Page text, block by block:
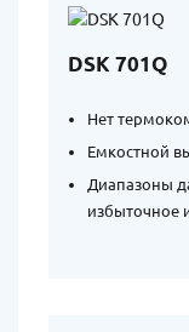
DSK 701Q
Нет
Емкостной
Диапазоны
избыточное